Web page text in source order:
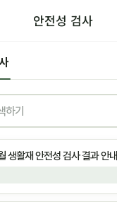
안전성 검사
생활재 안전성 검사 결과 안내